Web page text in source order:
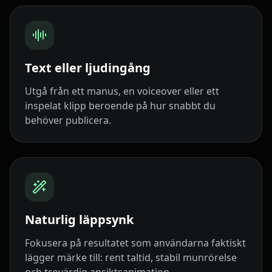
Cartoon 10 Pet Host 01 Pet Host 02
Pet Host 03
Pet Host 06 Pet Host 07
Pet Host 09 Baby 01 Baby 02
Doctor 02 Doctor 03 Doctor 04
Text eller ljudingång
Utgå från ett manus, en voiceover eller ett
inspelat klipp beroende på hur snabbt du
behöver publicera.
Naturlig läppsynk
Fokusera på resultatet som användarna faktiskt
lägger märke till: rent taltid, stabil munrörelse